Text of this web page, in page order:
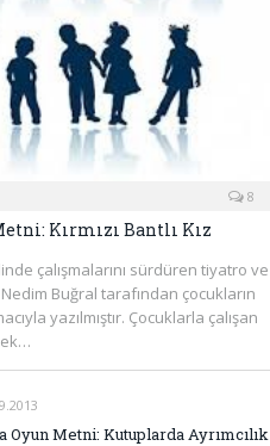
8
Kırmızı Bantlı Kız
çalışmalarını sürdüren tiyatro ve
Buğral tarafından çocukların
yazılmıştır. Çocuklarla çalışan
Oyun Metni: Kutuplarda Ayrımcılık